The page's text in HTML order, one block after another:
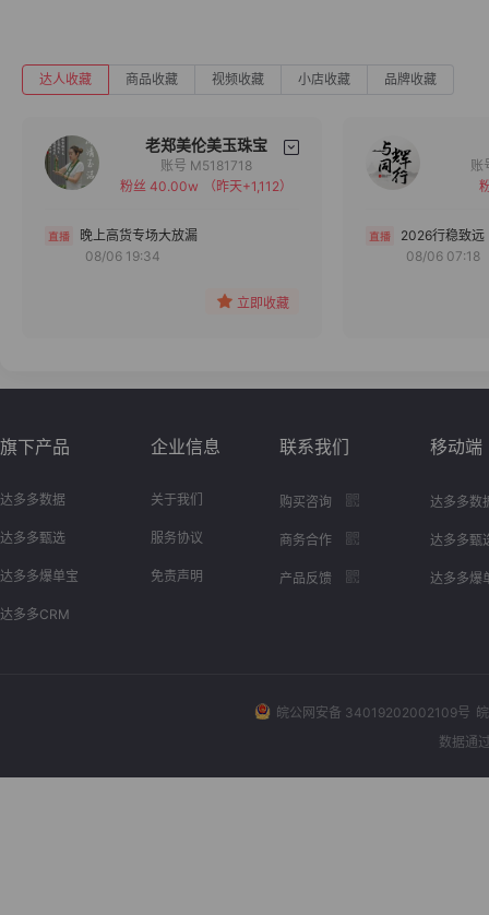
达人收藏 商品收藏 视频收藏 小店收藏 品牌收藏
老郑美伦美玉珠宝
备注
分组
账号 M5181718
粉丝 40.00w
（昨天+1,112）
晚上高货专场大放漏
08/06 19:34
立即收藏
2026行稳致远
08/06 07:18
旗下产品
达多多数据
达多多甄选
达多多爆单宝
达多多CRM
企业信息
关于我们
服务协议
免责声明
联系我们
购买咨询
商务合作
产品反馈
移动端
达多多数
达多多甄
达多多爆
皖公网安备 34019202002109号
数据通